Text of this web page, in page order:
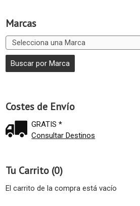
Marcas
Costes de Envío
GRATIS *
Consultar Destinos
Tu Carrito (0)
El carrito de la compra está vacío